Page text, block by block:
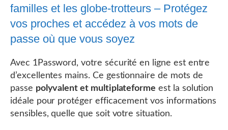
familles et les globe-trotteurs – Protégez
vos proches et accédez à vos mots de
passe où que vous soyez
Avec 1Password, votre sécurité en ligne est entre
d’excellentes mains. Ce gestionnaire de mots de
passe polyvalent et multiplateforme est la solution
idéale pour protéger efficacement vos informations
sensibles, quelle que soit votre situation.